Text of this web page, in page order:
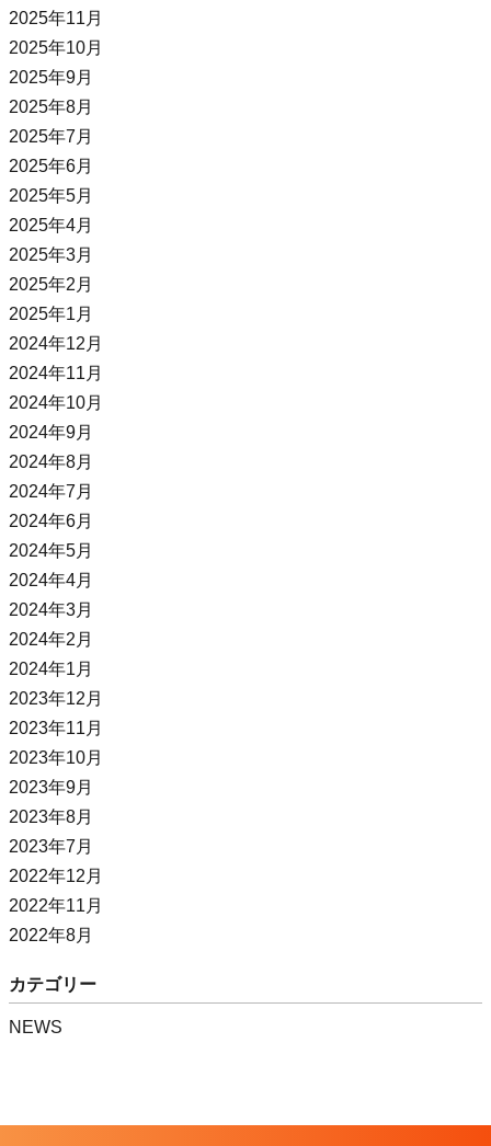
2025年11月
2025年10月
2025年9月
2025年8月
2025年7月
2025年6月
2025年5月
2025年4月
2025年3月
2025年2月
2025年1月
2024年12月
2024年11月
2024年10月
2024年9月
2024年8月
2024年7月
2024年6月
2024年5月
2024年4月
2024年3月
2024年2月
2024年1月
2023年12月
2023年11月
2023年10月
2023年9月
2023年8月
2023年7月
2022年12月
2022年11月
2022年8月
カテゴリー
NEWS